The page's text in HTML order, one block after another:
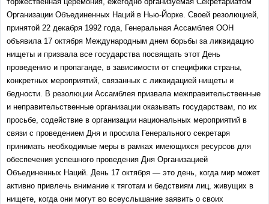
Организации Объединенных Наций в Нью-Йорке. Своей резолюцией,
принятой 22 декабря 1992 года, Генеральная Ассамблея ООН
объявила 17 октября Международным днем борьбы за ликвидацию
нищеты и призвала все государства посвящать этот День
проведению и пропаганде, в зависимости от специфики страны,
конкретных мероприятий, связанных с ликвидацией нищеты и
бедности. В резолюции Ассамблея призвала межправительственные
и неправительственные организации оказывать государствам, по их
просьбе, содействие в организации национальных мероприятий в
связи с проведением Дня и просила Генерального секретаря
принимать необходимые меры в рамках имеющихся ресурсов для
обеспечения успешного проведения Дня Организацией
Объединенных Наций. День 17 октября — это день, когда мир может
активно привлечь внимание к тяготам и бедствиям лиц, живущих в
нищете, когда они могут во всеуслышание заявить о своих